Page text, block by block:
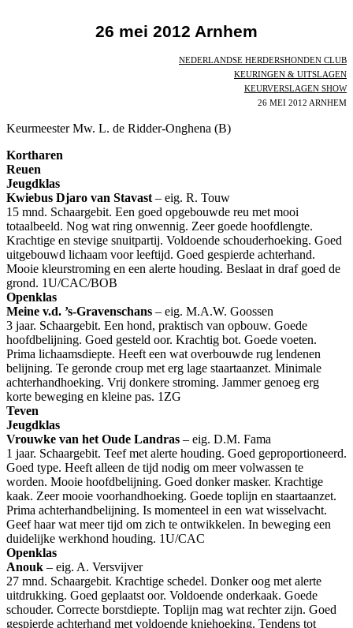
26 mei 2012 Arnhem
NEDERLANDSE HERDERSHONDEN CLUB
KEURINGEN & UITSLAGEN
KEURVERSLAGEN SHOW
26 MEI 2012 ARNHEM
Keurmeester Mw. L. de Ridder-Onghena (B)
Kortharen
Reuen
Jeugdklas
Kwiebus Djaro van Stavast – eig. R. Touw
15 mnd. Schaargebit. Een goed opgebouwde reu met mooi
totaalbeeld. Nog wat ring onwennig. Zeer goede hoofdlengte.
Krachtige en stevige snuitpartij. Voldoende schouderhoeking. Goed
uitgebouwd lichaam voor leeftijd. Goed gespierde achterhand.
Mooie kleurstroming en een alerte houding. Beslaat in draf goed de
grond. 1U/CAC/BOB
Openklas
Meine v.d. ’s-Gravenschans – eig. M.A.W. Goossen
3 jaar. Schaargebit. Een hond, praktisch van opbouw. Goede
hoofdbelijning. Goed gesteld oor. Krachtig bot. Goede voeten.
Prima lichaamsdiepte. Heeft een wat overbouwde rug lendenen
belijning. Te geronde croup met erg lage staartaanzet. Minimale
achterhandhoeking. Vrij donkere stroming. Jammer genoeg erg
korte beweging en kleine pas. 1ZG
Teven
Jeugdklas
Vrouwke van het Oude Landras – eig. D.M. Fama
1 jaar. Schaargebit. Teef met alerte houding. Goed geproportioneerd.
Goed type. Heeft alleen de tijd nodig om meer volwassen te
worden. Mooie hoofdbelijning. Goed donker masker. Krachtige
kaak. Zeer mooie voorhandhoeking. Goede toplijn en staartaanzet.
Prima achterhandbelijning. Is momenteel in een wat wisselvacht.
Geef haar wat meer tijd om zich te ontwikkelen. In beweging een
duidelijke werkhond houding. 1U/CAC
Openklas
Anouk – eig. A. Versvijver
27 mnd. Schaargebit. Krachtige schedel. Donker oog met alerte
uitdrukking. Goed geplaatst oor. Voldoende onderkaak. Goede
schouder. Correcte borstdiepte. Toplijn mag wat rechter zijn. Goed
gespierde achterhand met voldoende kniehoeking. Tendens tot